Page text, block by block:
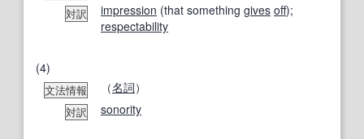
対訳 impression (that something gives off);
respectability
(4)
文法情報 （名詞）
対訳 sonority